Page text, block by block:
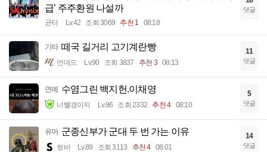
급’ 주주환원 나설까
균터 Lv.42 조회 3069 추천 1 08:18
댓글
기타 떼국 길거리 고기계란빵
언데드 Lv.90 조회 3837 추천 3 08:13
11
댓글
연예 수염그린 백지헌.이채영
너빨갱이지 Lv.86 조회 2332 추천 4 08:10
5
댓글
유머 군종신부가 군대 두 번 가는 이유
썽바 Lv.89 조회 3113 추천 4 08:01
14
댓글